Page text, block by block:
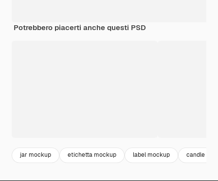
Potrebbero piacerti anche questi PSD
jar mockup etichetta mockup label mockup candle